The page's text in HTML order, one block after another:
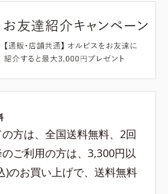
方は、全国送料無料、2回
のご利用の方は、3,300円以
)のお買い上げで、送料無料